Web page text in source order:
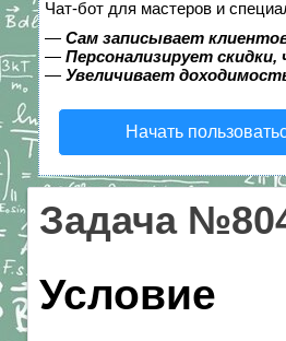
Чат-бот для мастеров и
— Сам записывает
— Персонализирует
— Увеличивает
Начать
Задача
Условие